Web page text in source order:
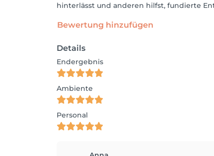
hinterlässt und anderen hilfst, fundierte
Bewertung hinzufügen
Details
Endergebnis
Ambiente
Personal